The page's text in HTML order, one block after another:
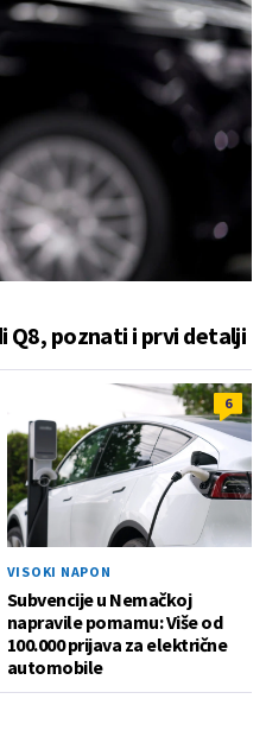
Q8, poznati i prvi detalji
6
VISOKI NAPON
Subvencije u Nemačkoj
napravile pomamu: Više od
100.000 prijava za električne
automobile